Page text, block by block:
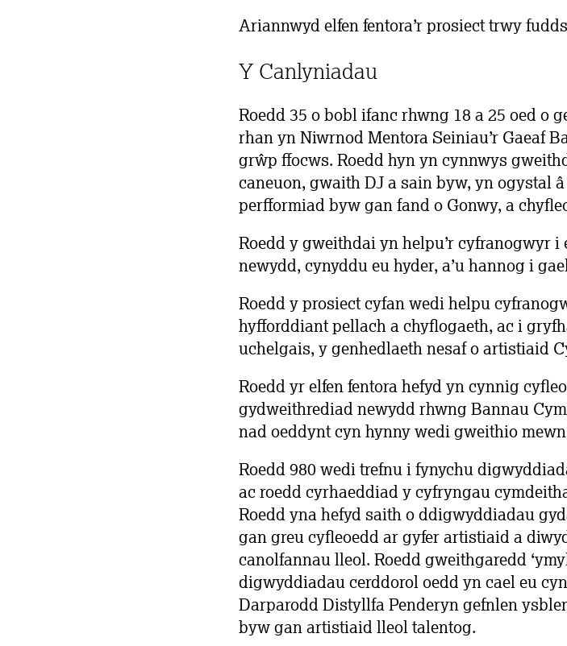
Ariannwyd elfen fentora’r prosiect trwy
Y Canlyniadau
Roedd 35 o bobl ifanc rhwng 18 a 25 oed o
rhan yn Niwrnod Mentora Seiniau’r Gaeaf
grŵp ffocws. Roedd hyn yn cynnwys
caneuon, gwaith DJ a sain byw, yn ogystal
perfformiad byw gan fand o Gonwy, a
Roedd y gweithdai yn helpu’r cyfranogwyr
newydd, cynyddu eu hyder, a’u hannog i
Roedd y prosiect cyfan wedi helpu
hyfforddiant pellach a chyflogaeth, ac i
uchelgais, y genhedlaeth nesaf o artistiaid
Roedd yr elfen fentora hefyd yn cynnig
gydweithrediad newydd rhwng Bannau
nad oeddynt cyn hynny wedi gweithio
Roedd 980 wedi trefnu i fynychu
ac roedd cyrhaeddiad y cyfryngau
Roedd yna hefyd saith o ddigwyddiadau
gan greu cyfleoedd ar gyfer artistiaid a
canolfannau lleol. Roedd gweithgaredd
digwyddiadau cerddorol oedd yn cael eu
Darparodd Distyllfa Penderyn gefnlen
byw gan artistiaid lleol talentog.